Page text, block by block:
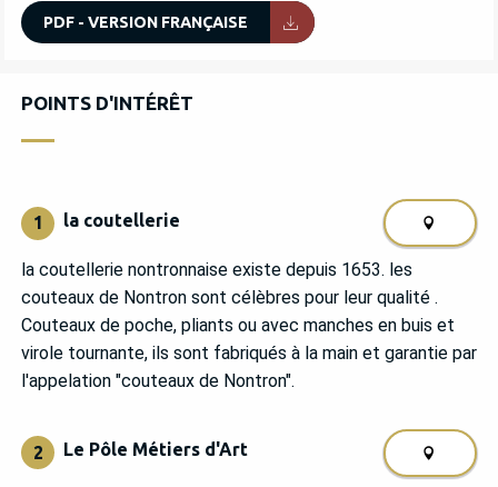
PDF - VERSION FRANÇAISE
POINTS D'INTÉRÊT
POINTS D'INTÉRÊT
1 la coutellerie
la coutellerie nontronnaise existe depuis 1653. les
couteaux de Nontron sont célèbres pour leur qualité .
Couteaux de poche, pliants ou avec manches en buis et
virole tournante, ils sont fabriqués à la main et garantie par
l'appelation "couteaux de Nontron".
2 Le Pôle Métiers d'Art